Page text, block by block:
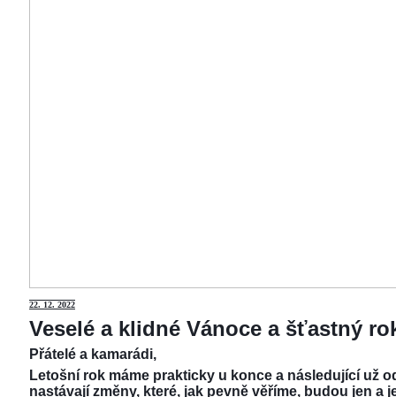
22. 12. 2022
Veselé a klidné Vánoce a šťastný
Přátelé a kamarádi,
Letošní rok máme prakticky u konce a následující už
nastávají změny, které, jak pevně věříme, budou jen a